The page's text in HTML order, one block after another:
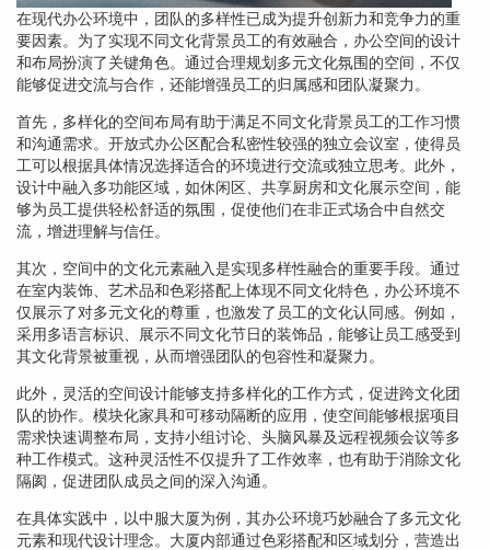
在现代办公环境中，团队的多样性已成为提升创新力和竞争力的重
要因素。为了实现不同文化背景员工的有效融合，办公空间的设计
和布局扮演了关键角色。通过合理规划多元文化氛围的空间，不仅
能够促进交流与合作，还能增强员工的归属感和团队凝聚力。
首先，多样化的空间布局有助于满足不同文化背景员工的工作习惯
和沟通需求。开放式办公区配合私密性较强的独立会议室，使得员
工可以根据具体情况选择适合的环境进行交流或独立思考。此外，
设计中融入多功能区域，如休闲区、共享厨房和文化展示空间，能
够为员工提供轻松舒适的氛围，促使他们在非正式场合中自然交
流，增进理解与信任。
其次，空间中的文化元素融入是实现多样性融合的重要手段。通过
在室内装饰、艺术品和色彩搭配上体现不同文化特色，办公环境不
仅展示了对多元文化的尊重，也激发了员工的文化认同感。例如，
采用多语言标识、展示不同文化节日的装饰品，能够让员工感受到
其文化背景被重视，从而增强团队的包容性和凝聚力。
此外，灵活的空间设计能够支持多样化的工作方式，促进跨文化团
队的协作。模块化家具和可移动隔断的应用，使空间能够根据项目
需求快速调整布局，支持小组讨论、头脑风暴及远程视频会议等多
种工作模式。这种灵活性不仅提升了工作效率，也有助于消除文化
隔阂，促进团队成员之间的深入沟通。
在具体实践中，以中服大厦为例，其办公环境巧妙融合了多元文化
元素和现代设计理念。大厦内部通过色彩搭配和区域划分，营造出